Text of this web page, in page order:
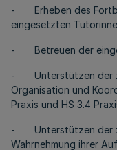
- Erheben des
eingesetzten
- Betreuen der
- Unterstützen der
Organisation und
Praxis und HS 3.4
- Unterstützen der
Wahrnehmung ihrer